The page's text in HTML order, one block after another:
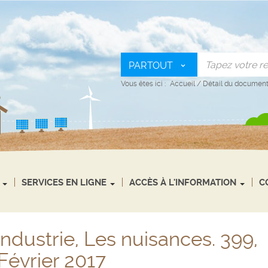
PARTOUT
Vous êtes ici : Accueil / Détail du document
SERVICES EN LIGNE ACCÈS À L'INFORMATION
Les nuisances. 399,
2017